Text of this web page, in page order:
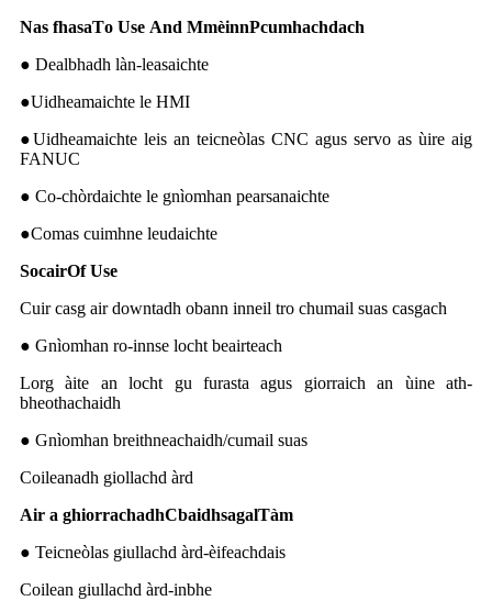
Nas fhasaTo Use And MmèinnPcumhachdach
● Dealbhadh làn-leasaichte
●Uidheamaichte le HMI
●Uidheamaichte leis an teicneòlas CNC agus servo as ùire aig
FANUC
● Co-chòrdaichte le gnìomhan pearsanaichte
●Comas cuimhne leudaichte
SocairOfUse
Cuir casg air downtadh obann inneil tro chumail suas casgach
● Gnìomhan ro-innse locht beairteach
Lorg àite an locht gu furasta agus giorraich an ùine ath-
bheothachaidh
● Gnìomhan breithneachaidh/cumail suas
Coileanadh giollachd àrd
Air a ghiorrachadhCbaidhsagalTàm
● Teicneòlas giullachd àrd-èifeachdais
Coilean giullachd àrd-inbhe